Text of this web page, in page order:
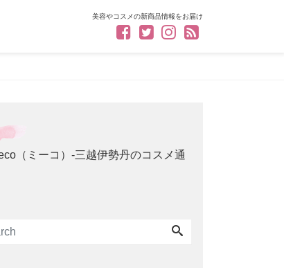
美容やコスメの新商品情報をお届け